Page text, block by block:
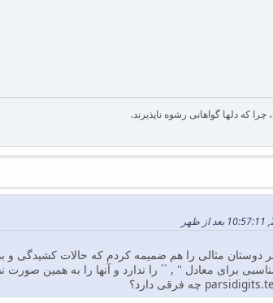
که دلها گواهانی رشوه ناپذیرند.
مثالی را هم ضمیمه کردم که حالات کشیدگی و